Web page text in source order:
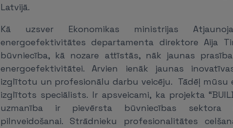
Latvijā.
Kā uzsver Ekonomikas ministrijas
energoefektivitātes departamenta direktore Aija
būvniecība, kā nozare attīstās, nāk jaunas
energoefektivitātei. Arvien ienāk jaunas
izglītotu un profesionālu darbu veicēju. Tādēļ mūsu
izglītots speciālists. Ir apsveicami, ka projekta
uzmanība ir pievērsta būvniecības sektora
pilnveidošanai. Strādnieku profesionalitātes